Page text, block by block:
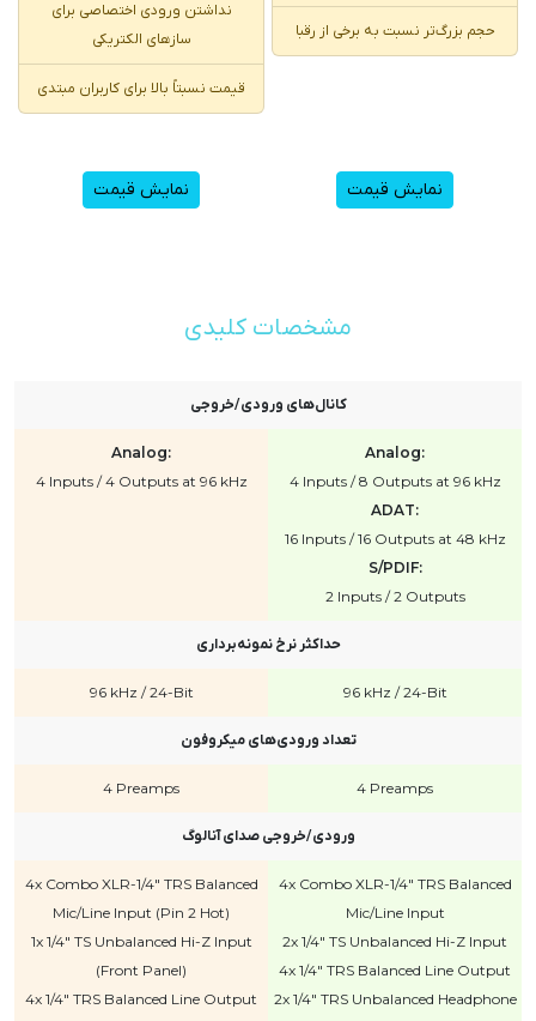
حجم بزرگ‌تر نسبت به برخی از رقبا
نداشتن ورودی اختصاصی برای
سازهای الکتریکی
قیمت نسبتاً بالا برای کاربران مبتدی
نمایش قیمت نمایش قیمت
مشخصات کلیدی
کانال‌های ورودی/خروجی
Analog:
4 Inputs / 8 Outputs at 96 kHz
ADAT:
16 Inputs / 16 Outputs at 48 kHz
S/PDIF:
2 Inputs / 2 Outputs
Analog:
4 Inputs / 4 Outputs at 96 kHz
حداکثر نرخ نمونه‌برداری
96 kHz / 24-Bit
96 kHz / 24-Bit
تعداد ورودی‌های میکروفون
4 Preamps
4 Preamps
ورودی/خروجی صدای آنالوگ
4x Combo XLR-1/4" TRS Balanced
Mic/Line Input
2x 1/4" TS Unbalanced Hi-Z Input
4x 1/4" TRS Balanced Line Output
2x 1/4" TRS Unbalanced Headphone
4x Combo XLR-1/4" TRS Balanced
Mic/Line Input (Pin 2 Hot)
1x 1/4" TS Unbalanced Hi-Z Input
(Front Panel)
4x 1/4" TRS Balanced Line Output